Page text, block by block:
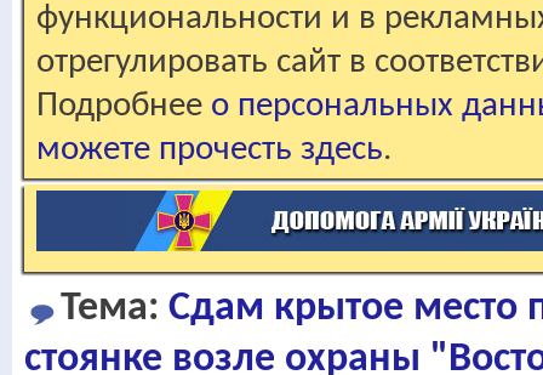
функциональности и в
отрегулировать сайт в
Подробнее о персональных
можете прочесть здесь.
Тема: Сдам крытое место
стоянке возле охраны